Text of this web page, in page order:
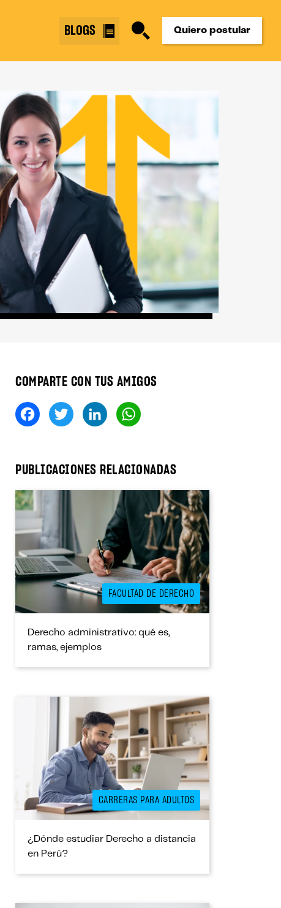
BLOGS Quiero postular
COMPARTE CON TUS AMIGOS
Fa
ce
ok
T
wi
er
Li
nk
In
A
pp
PUBLICACIONES RELACIONADAS
FACULTAD DE DERECHO
Derecho administrativo: qué es,
ramas, ejemplos
CARRERAS PARA ADULTOS
¿Dónde estudiar Derecho a distancia
en Perú?